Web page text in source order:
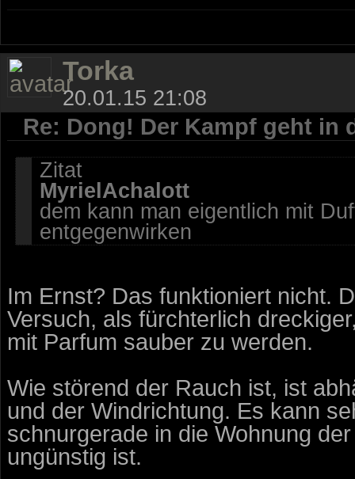
Torka
20.01.15 21:08
Re: Dong! Der Kampf geht in
Zitat
MyrielAchalott
dem kann man eigentlich mit
entgegenwirken
Im Ernst? Das funktioniert nicht.
Versuch, als fürchterlich
mit Parfum sauber zu werden.
Wie störend der Rauch ist, ist
und der Windrichtung. Es kann
schnurgerade in die Wohnung
ungünstig ist.